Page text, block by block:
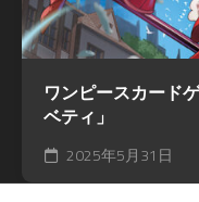
ワンピースカード
ベティ」
2025年5月31日